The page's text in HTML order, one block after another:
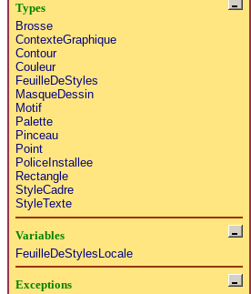
Types
Brosse
ContexteGraphique
Contour
Couleur
FeuilleDeStyles
MasqueDessin
Motif
Palette
Pinceau
Point
PoliceInstallee
Rectangle
StyleCadre
StyleTexte
Variables
FeuilleDeStylesLocale
Exceptions